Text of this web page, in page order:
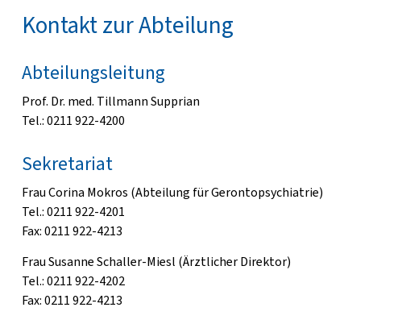
Kontakt zur Abteilung
Abteilungsleitung
Prof. Dr. med. Tillmann Supprian
Tel.: 0211 922-4200
Sekretariat
Frau Corina Mokros (Abteilung für Gerontopsychiatrie)
Tel.: 0211 922-4201
Fax: 0211 922-4213
Frau Susanne Schaller-Miesl (Ärztlicher Direktor)
Tel.: 0211 922-4202
Fax: 0211 922-4213